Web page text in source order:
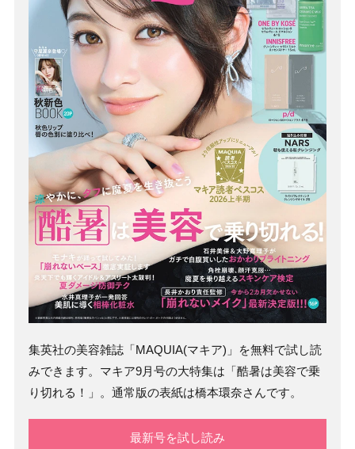
集英社の美容雑誌「MAQUIA(マキア)」を無料で試し読
みできます。マキア9月号の大特集は「酷暑は美容で乗
り切れる！」。通常版の表紙は橋本環奈さんです。
最新号を試し読み